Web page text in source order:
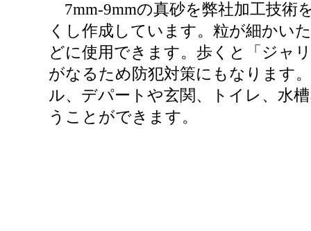
7mm-9mmの真砂を弊社加工技術
くし作成しています。粒が細かい
どに使用できます。歩くと「ジャ
がなるため防犯対策にもなります
ル、デパートや玄関、トイレ、水
うことができます。